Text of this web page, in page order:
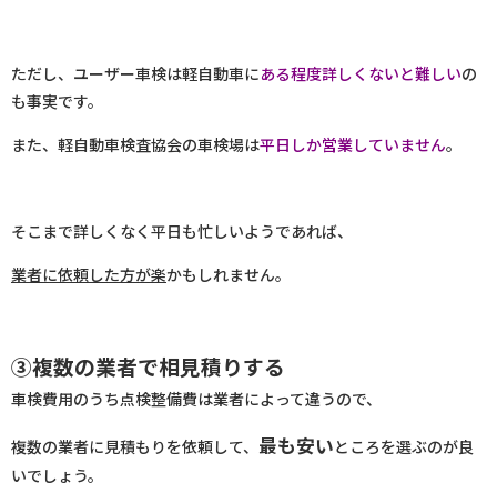
ただし、ユーザー車検は軽自動車にある程度詳しくないと難しいの
も事実です。
また、軽自動車検査協会の車検場は平日しか営業していません。
そこまで詳しくなく平日も忙しいようであれば、
業者に依頼した方が楽かもしれません。
③複数の業者で相見積りする
車検費用のうち点検整備費は業者によって違うので、
複数の業者に見積もりを依頼して、 最も安いところを選ぶのが良
いでしょう。